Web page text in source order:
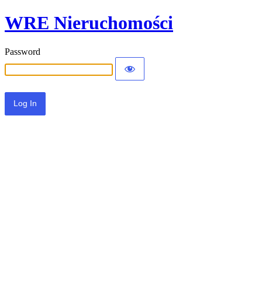
WRE Nieruchomości
Password